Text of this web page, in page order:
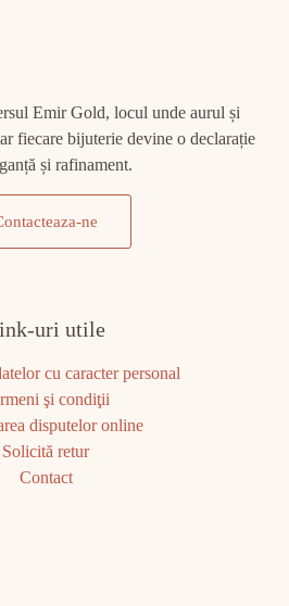
Emir Gold, locul unde aurul și
fiecare bijuterie devine o declarație
și rafinament.
ne
uri utile
cu caracter personal
şi condiţii
disputelor online
Solicită retur
Contact